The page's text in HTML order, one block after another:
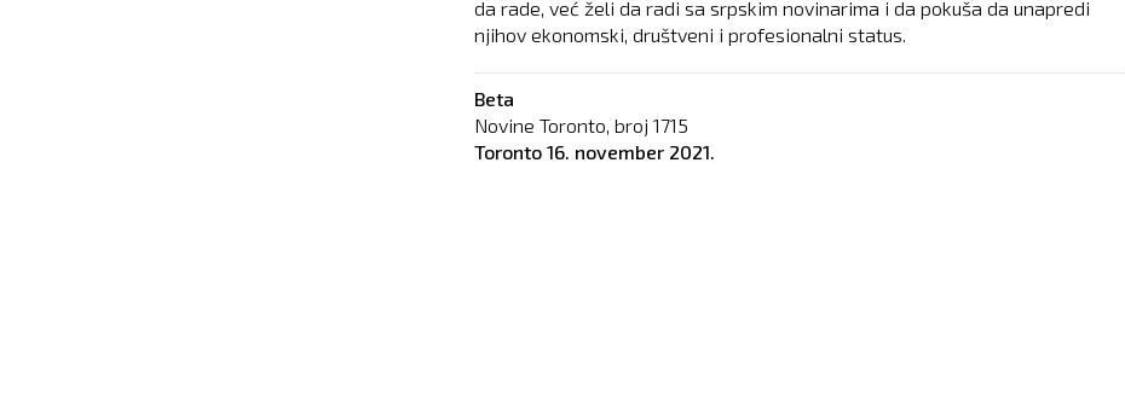
da rade, već želi da radi sa srpskim novinarima i da pokuša da unapredi
njihov ekonomski, društveni i profesionalni status.
Beta
Novine Toronto, broj 1715
Toronto 16. november 2021.